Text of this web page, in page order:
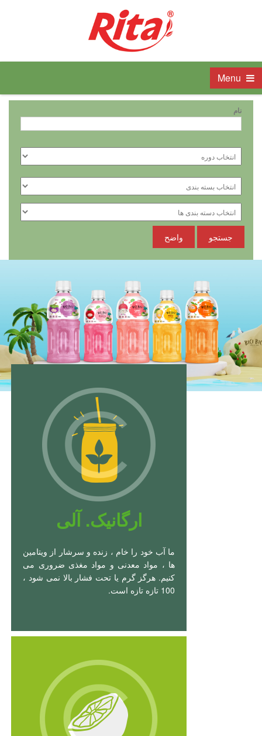
نام
جستجو واضح
ارگانیک. آلی
ما آب خود را خام ، زنده و سرشار از ویتامین
ها ، مواد معدنی و مواد مغذی ضروری می
کنیم. هرگز گرم یا تحت فشار بالا نمی شود ،
100 تازه تازه است.